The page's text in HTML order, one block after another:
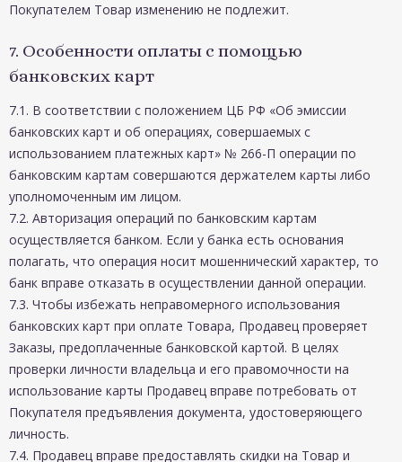
Покупателем Товар изменению не подлежит.
7. Особенности оплаты с помощью
банковских карт
7.1. В соответствии с положением ЦБ РФ «Об эмиссии
банковских карт и об операциях, совершаемых с
использованием платежных карт» № 266-П операции по
банковским картам совершаются держателем карты либо
уполномоченным им лицом.
7.2. Авторизация операций по банковским картам
осуществляется банком. Если у банка есть основания
полагать, что операция носит мошеннический характер, то
банк вправе отказать в осуществлении данной операции.
7.3. Чтобы избежать неправомерного использования
банковских карт при оплате Товара, Продавец проверяет
Заказы, предоплаченные банковской картой. В целях
проверки личности владельца и его правомочности на
использование карты Продавец вправе потребовать от
Покупателя предъявления документа, удостоверяющего
личность.
7.4. Продавец вправе предоставлять скидки на Товар и